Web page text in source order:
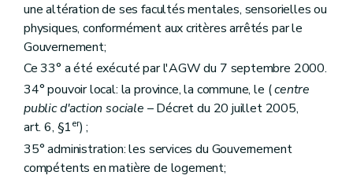
une altération de ses facultés mentales, sensorielles ou
physiques, conformément aux critères arrêtés par le
Gouvernement;
Ce 33° a été exécuté par l'AGW du 7 septembre 2000.
34° pouvoir local: la province, la commune, le (centre
public d'action sociale – Décret du 20 juillet 2005,
art. 6, §1er) ;
35° administration: les services du Gouvernement
compétents en matière de logement;